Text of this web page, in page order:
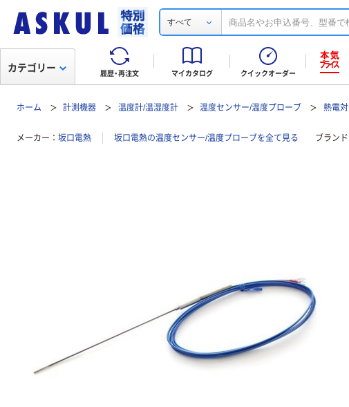
すべて
履歴・再注文 マイカタログ クイックオーダー
カテゴリー
ホーム 計測機器 温度計/温湿度計 温度センサー/温度プローブ 熱電対
メーカー 坂口電熱 坂口電熱の温度センサー/温度プローブを全て見る ブランド